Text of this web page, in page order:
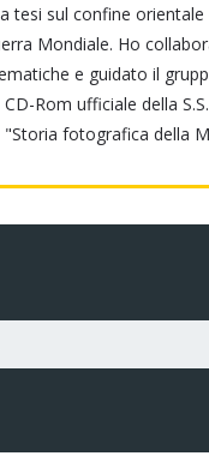
tesi sul confine
Mondiale. Ho
e guidato il
Rom ufficiale della
fotografica della